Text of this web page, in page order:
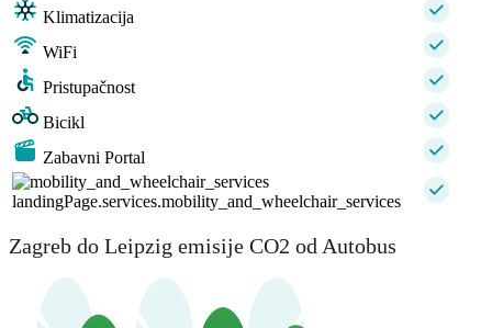
Klimatizacija
WiFi
Pristupačnost
Bicikl
Zabavni Portal
landingPage.services.mobility_and_wheelchair_services
Zagreb do Leipzig emisije CO2 od Autobus